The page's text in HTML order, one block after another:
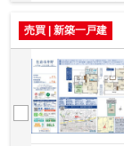
売買 | 新築一戸建